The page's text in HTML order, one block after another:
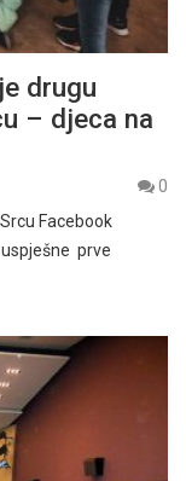
drugu
– djeca na
0
Facebook
uspješne prve